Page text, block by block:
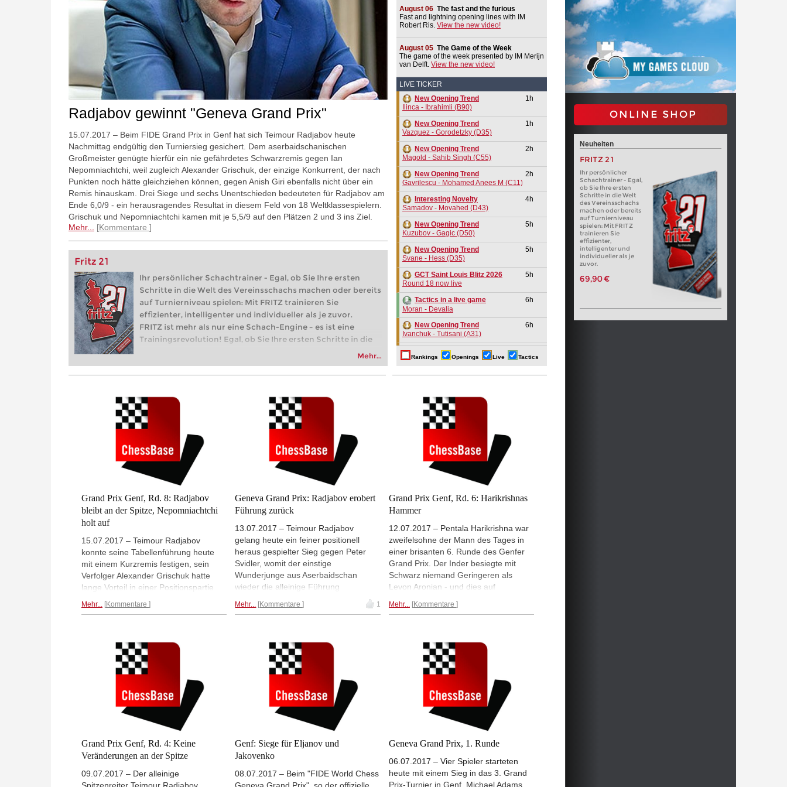
Radjabov gewinnt "Geneva Grand Prix"
15.07.2017 – Beim FIDE Grand Prix in Genf hat sich Teimour Radjabov heute
Nachmittag endgültig den Turniersieg gesichert. Dem aserbaidschanischen
Großmeister genügte hierfür ein nie gefährdetes Schwarzremis gegen Ian
Nepomniachtchi, weil zugleich Alexander Grischuk, der einzige Konkurrent, der nach
Punkten noch hätte gleichziehen können, gegen Anish Giri ebenfalls nicht über ein
Remis hinauskam. Drei Siege und sechs Unentschieden bedeuteten für Radjabov am
Ende 6,0/9 - ein herausragendes Resultat in diesem Feld von 18 Weltklassespielern.
Grischuk und Nepomniachtchi kamen mit je 5,5/9 auf den Plätzen 2 und 3 ins Ziel.
Mehr...
Kommentare
Fritz 21
Ihr persönlicher Schachtrainer - Egal, ob Sie Ihre ersten
Schritte in die Welt des Vereinsschachs machen oder bereits
auf Turnierniveau spielen: Mit FRITZ trainieren Sie
effizienter, intelligenter und individueller als je zuvor.
FRITZ ist mehr als nur eine Schach-Engine – es ist eine
Trainingsrevolution! Egal, ob Sie Ihre ersten Schritte in die
Turnierniveau spielen: Mit FRITZ trainieren Sie effizienter,
intelligenter und individueller als je zuvor.
Mehr...
August 06 The fast and the furious
Fast and lightning opening lines with IM
Robert Ris. View the new video!
August 05 The Game of the Week
The game of the week presented by IM Merijn
van Delft. View the new video!
LIVE TICKER
New Opening Trend
Ilinca - Ibrahimli (B90)
1h
New Opening Trend
Vazquez - Gorodetzky (D35)
1h
New Opening Trend
Magold - Sahib Singh (C55)
2h
New Opening Trend
Gavrilescu - Mohamed Anees M (C11)
2h
Interesting Novelty
Samadov - Movahed (D43)
4h
New Opening Trend
Kuzubov - Gagic (D50)
5h
New Opening Trend
Svane - Hess (D35)
5h
GCT Saint Louis Blitz 2026
Round 18 now live
5h
Tactics in a live game
Moran - Devalia
6h
New Opening Trend
Ivanchuk - Tutisani (A31)
6h
New Opening Trend
Murzin - Tutisani (D02)
New Opening Trend
6h
New Opening Trend
Atabayev - Anton Guijarro (B11)
Interesting Novelty
Praggnanandhaa R - Van Foreest (A15)
New Opening Trend
Dominguez Perez - Caruana (C41)
New Opening Trend
New Opening Trend
Mendonca - Karthikeyan (C55)
7h
Tactics in a live game
Akca - Dolek
8h
Tactics in a live game
Zielonka - Amar
Tactics in a live game
Sanal - Deac
New Opening Trend
New Opening Trend
Van Foreest - So (C28)
Werner-Ott-Open 2026
Round 6 now live
Tactics in a live game
Round 5 now live
British Championship 2026
13h
Rankings Openings Live Tactics
Grand Prix Genf, Rd. 8: Radjabov
bleibt an der Spitze, Nepomniachtchi
holt auf
15.07.2017 – Teimour Radjabov
konnte seine Tabellenführung heute
mit einem Kurzremis festigen, sein
Verfolger Alexander Grischuk hatte
lange Vorteil in einer Positionspartie
Aseri rettete sich jedoch mit einem
Tages ist zum wiederholten Male Ian
Nepomniachtchi, der es morgen
plötzlich selbst in der Hand hat, das
Turnier für sich zu entscheiden.
Mehr... Kommentare
Geneva Grand Prix: Radjabov erobert
Führung zurück
13.07.2017 – Teimour Radjabov
gelang heute ein feiner positionell
heraus gespielter Sieg gegen Peter
Svidler, womit der einstige
Wunderjunge aus Aserbaidschan
wieder die alleinige Führung
zwischen Penteala Harikrishna und
Mehr... Kommentare 1
Grand Prix Genf, Rd. 6: Harikrishnas
Hammer
12.07.2017 – Pentala Harikrishna war
zweifelsohne der Mann des Tages in
einer brisanten 6. Runde des Genfer
Grand Prix. Der Inder besiegte mit
Schwarz niemand Geringeren als
Levon Aronian - und dies auf
Grischuk kommt am Spitzenbrett trotz
insgesamt gab es vier weitere
entschiedene Partien.
Mehr... Kommentare
Grand Prix Genf, Rd. 4: Keine
Veränderungen an der Spitze
09.07.2017 – Der alleinige
Genf: Siege für Eljanov und
Jakovenko
08.07.2017 – Beim "FIDE World Chess
Geneva Grand Prix, 1. Runde
06.07.2017 – Vier Spieler starteten
heute mit einem Sieg in das 3. Grand
Prix-Turnier in Genf. Michael Adams
ONLINE SHOP
Neuheiten
FRITZ 21
Ihr persönlicher
Schachtrainer - Egal,
ob Sie Ihre ersten
Schritte in die Welt
des Vereinsschachs
machen oder bereits
auf Turnierniveau
spielen: Mit FRITZ
trainieren Sie
effizienter,
intelligenter und
individueller als je
zuvor.
69,90 €